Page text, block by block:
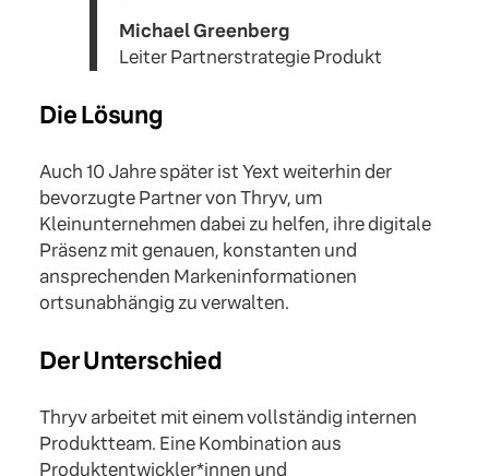
Michael Greenberg
Leiter Partnerstrategie Produkt
Die Lösung
Auch 10 Jahre später ist Yext weiterhin der
bevorzugte Partner von Thryv, um
Kleinunternehmen dabei zu helfen, ihre digitale
Präsenz mit genauen, konstanten und
ansprechenden Markeninformationen
ortsunabhängig zu verwalten.
Der Unterschied
Thryv arbeitet mit einem vollständig internen
Produktteam. Eine Kombination aus
Produktentwickler*innen und